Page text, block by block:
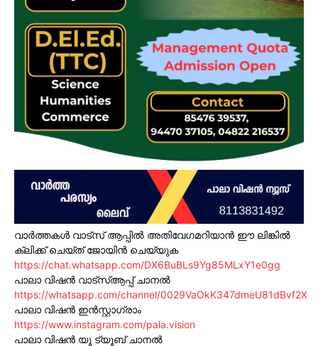
വാർത്തകൾ വാട്സ് ആപ്പിൽ അതിവേഗമറിയാൻ ഈ ലിങ്കിൽ
ക്ലിക്ക് ചെയ്ത് ജോയിൻ ചെയ്യുക
https://chat.whatsapp.com/DX6BuBLs9Yg85MLxY1e0gg
പാലാ വിഷൻ വാട്സ്ആപ്പ് ചാനൽ
https://whatsapp.com/channel/0029VaOkK347dmeU81dBvf2X
പാലാ വിഷൻ ഇൻസ്റ്റാഗ്രാം
https://www.instagram.com/pala.vision
പാലാ വിഷൻ യൂ ട്യൂബ് ചാനൽ